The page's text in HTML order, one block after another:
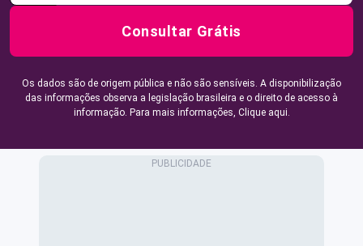
Consultar Grátis
Os dados são de origem pública e não são sensíveis. A disponibilização
das informações observa a legislação brasileira e o direito de acesso à
informação. Para mais informações, Clique aqui.